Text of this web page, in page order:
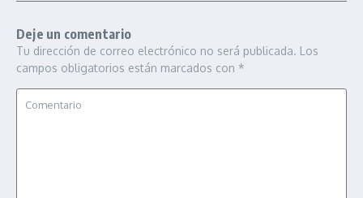
Deje un comentario
Tu dirección de correo electrónico no será publicada. Los
campos obligatorios están marcados con *